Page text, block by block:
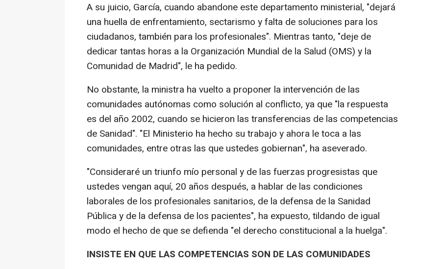
A su juicio, García, cuando abandone este departamento ministerial, "dejará
una huella de enfrentamiento, sectarismo y falta de soluciones para los
ciudadanos, también para los profesionales". Mientras tanto, "deje de
dedicar tantas horas a la Organización Mundial de la Salud (OMS) y la
Comunidad de Madrid", le ha pedido.
No obstante, la ministra ha vuelto a proponer la intervención de las
comunidades autónomas como solución al conflicto, ya que "la respuesta
es del año 2002, cuando se hicieron las transferencias de las competencias
de Sanidad". "El Ministerio ha hecho su trabajo y ahora le toca a las
comunidades, entre otras las que ustedes gobiernan", ha aseverado.
"Consideraré un triunfo mío personal y de las fuerzas progresistas que
ustedes vengan aquí, 20 años después, a hablar de las condiciones
laborales de los profesionales sanitarios, de la defensa de la Sanidad
Pública y de la defensa de los pacientes", ha expuesto, tildando de igual
modo el hecho de que se defienda "el derecho constitucional a la huelga".
INSISTE EN QUE LAS COMPETENCIAS SON DE LAS COMUNIDADES